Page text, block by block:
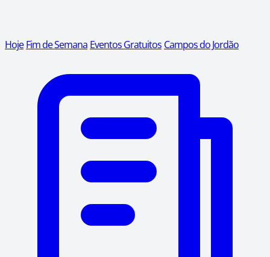
Hoje Fim de Semana Eventos Gratuitos Campos do Jordão